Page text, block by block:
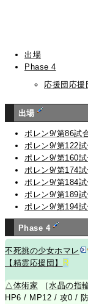
出場
Phase 4
応援団応援
出場
ポレン9/第86試
ポレン9/第122試
ポレン9/第160試
ポレン9/第174試
ポレン9/第184試
ポレン9/第189試
ポレン9/第194試
Phase 4
不死挑の少女ホマレ
【精霊応援団】
R
△ 体術家 ［水晶の指
HP6 / MP12 / 攻0 /